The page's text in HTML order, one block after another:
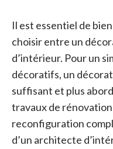
Il est essentiel de
choisir entre un
d’intérieur. Pour un
décoratifs, un
suffisant et plus
travaux de
reconfiguration
d’un architecte